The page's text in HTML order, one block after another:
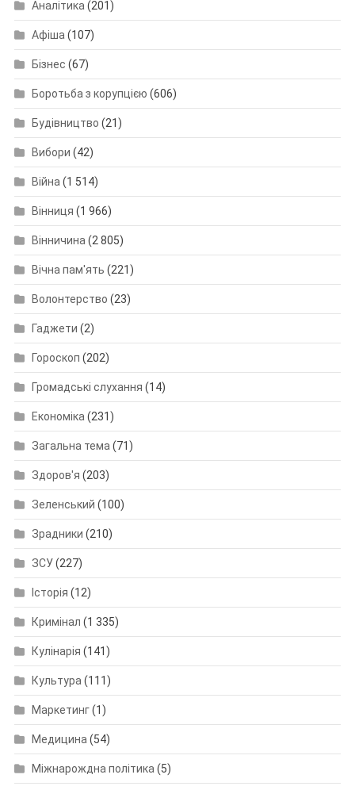
Аналітика (201)
Афіша (107)
Бізнес (67)
Боротьба з корупцією (606)
Будівництво (21)
Вибори (42)
Війна (1 514)
Вінниця (1 966)
Вінничина (2 805)
Вічна пам'ять (221)
Волонтерство (23)
Гаджети (2)
Гороскоп (202)
Громадські слухання (14)
Економіка (231)
Загальна тема (71)
Здоров'я (203)
Зеленський (100)
Зрадники (210)
ЗСУ(227)
Історія (12)
Кримінал (1 335)
Кулінарія (141)
Культура (111)
Маркетинг(1)
Медицина (54)
Міжнарождна політика (5)